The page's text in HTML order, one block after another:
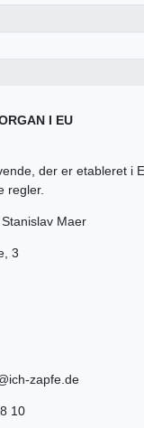
I EU
der er etableret i
regler.
Maer
3
zapfe.de
10